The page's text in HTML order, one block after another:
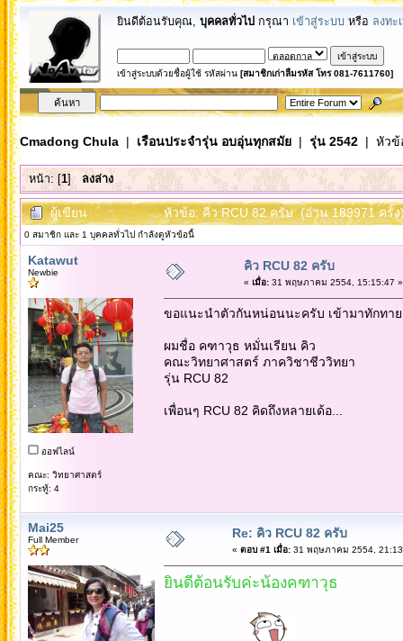
ยินดีต้อนรับคุณ, บุคคลทั่วไป กรุณา เข้าสู่ระบบ หรือ ลงทะ
เข้าสู่ระบบด้วยชื่อผู้ใช้ รหัสผ่าน [สมาชิกเก่าลืมรหัส โทร 081-7611760]
Cmadong Chula| เรือนประจำรุ่น อบอุ่นทุกสมัย| รุ่น 2542| หัวข้
หน้า: [1] ลงล่าง
ผู้เขียน หัวข้อ: คิว RCU 82 ครับ (อ่าน 189971 ครั้ง
0 สมาชิก และ 1 บุคคลทั่วไป กำลังดูหัวข้อนี้
Katawut
Newbie
ออฟไลน์
คณะ: วิทยาศาสตร์
กระทู้: 4
คิว RCU 82 ครับ
« เมื่อ:31 พฤษภาคม 2554, 15:15:47 »
ขอแนะนำตัวกันหน่อนนะครับ เข้ามาทักทาย
ผมชื่อ คฑาวุธ หมั่นเรียน คิว
คณะวิทยาศาสตร์ ภาควิชาชีววิทยา
รุ่น RCU 82
เพื่อนๆ RCU 82 คิดถึงหลายเด้อ...
Mai25
Full Member Re: คิว RCU 82 ครับ
« ตอบ #1 เมื่อ:31 พฤษภาคม 2554,
ยินดีต้อนรับค่ะน้องคฑาวุธ